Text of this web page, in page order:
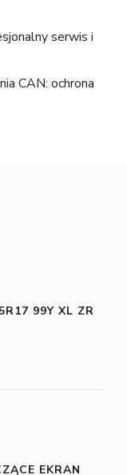
serwis i
CAN: ochrona
99Y XL ZR
EKRAN